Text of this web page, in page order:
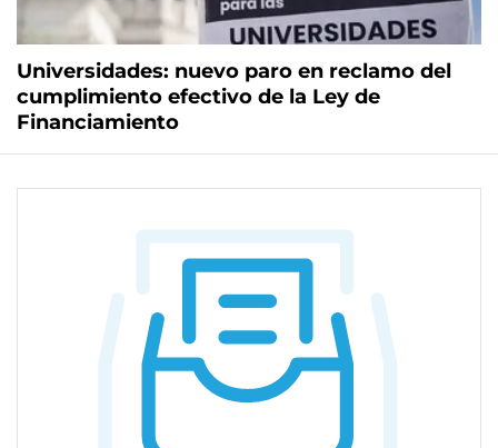
Universidades: nuevo paro en reclamo del
cumplimiento efectivo de la Ley de
Financiamiento